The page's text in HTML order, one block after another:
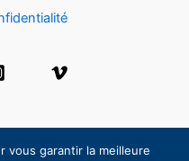
vous garantir la meilleure